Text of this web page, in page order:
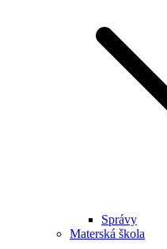
Správy
Materská škola